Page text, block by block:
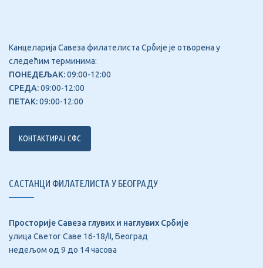
Канцеларија Савеза филателиста Србије је отворена у
следећим терминима:
ПОНЕДЕЉАК:09:00-12:00
СРЕДА:09:00-12:00
ПЕТАК:09:00-12:00
КОНТАКТИРАЈ СФС
САСТАНЦИ ФИЛАТЕЛИСТА У БЕОГРАДУ
Просторије Савеза глувих и наглувих Србије
улица Светог Саве 16-18/II, Београд
недељом од 9 до 14 часова